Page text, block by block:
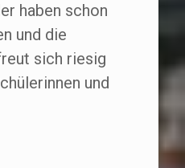
haben schon
und die
sich riesig
und